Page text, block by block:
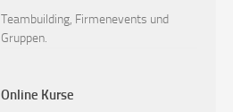
Teambuilding, Firmenevents und
Gruppen.
Online Kurse